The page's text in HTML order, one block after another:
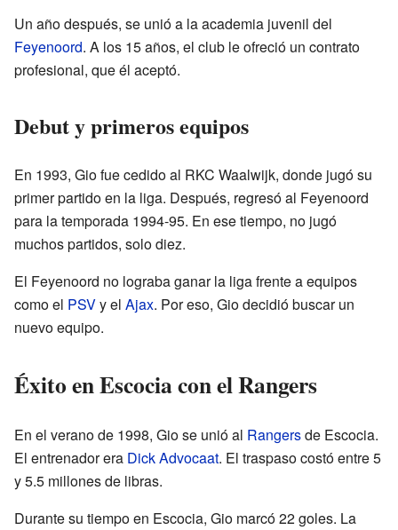
Un año después, se unió a la academia juvenil del
Feyenoord. A los 15 años, el club le ofreció un contrato
profesional, que él aceptó.
Debut y primeros equipos
En 1993, Gio fue cedido al RKC Waalwijk, donde jugó su
primer partido en la liga. Después, regresó al Feyenoord
para la temporada 1994-95. En ese tiempo, no jugó
muchos partidos, solo diez.
El Feyenoord no lograba ganar la liga frente a equipos
como el PSVy el Ajax. Por eso, Gio decidió buscar un
nuevo equipo.
Éxito en Escocia con el Rangers
En el verano de 1998, Gio se unió al Rangersde Escocia.
El entrenador era Dick Advocaat. El traspaso costó entre 5
y 5.5 millones de libras.
Durante su tiempo en Escocia, Gio marcó 22 goles. La